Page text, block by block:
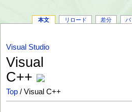
本文 リロード 差分 バ
Visual Studio
Visual
C++
Top / Visual C++